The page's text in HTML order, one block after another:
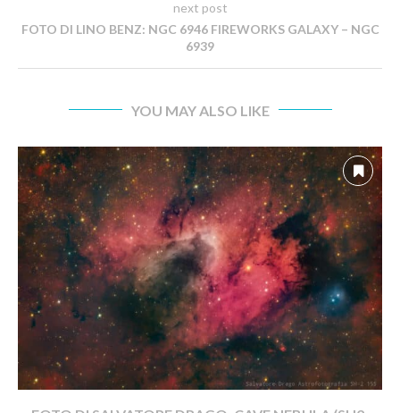
next post
FOTO DI LINO BENZ: NGC 6946 FIREWORKS GALAXY – NGC
6939
YOU MAY ALSO LIKE